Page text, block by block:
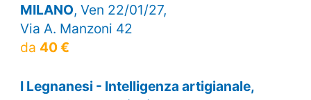
MILANO, Ven 22/01/27,
Via A. Manzoni 42
da 40 €
I Legnanesi - Intelligenza artigianale,